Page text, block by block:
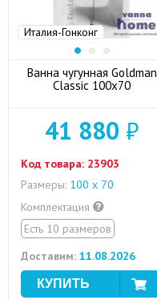
Италия-Гонконг
Ванна чугунная Goldman
Classic 100x70
41 880 ₽
Код товара: 23903
Размеры: 100 х 70
Комплектация
Есть 10 размеров
Доставим: 11.08.2026